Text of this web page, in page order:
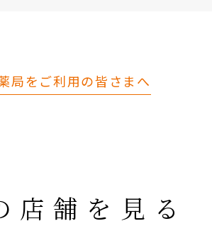
局をご利用の皆さまへ
店舗を見る